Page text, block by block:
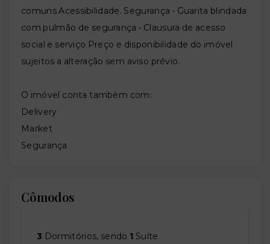
comuns Acessibilidade. Segurança • Guarita blindada
com pulmão de segurança • Clausura de acesso
social e serviço Preço e disponibilidade do imóvel
sujeitos a alteração sem aviso prévio.
O imóvel conta também com:
Delivery
Market
Segurança
Cômodos
3 Dormitórios, sendo 1 Suíte